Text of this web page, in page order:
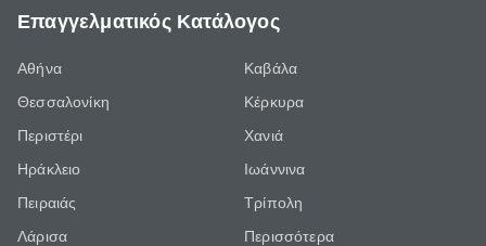
Επαγγελματικός Κατάλογος
Αθήνα
Θεσσαλονίκη
Περιστέρι
Ηράκλειο
Πειραιάς
Λάρισα
Καβάλα
Κέρκυρα
Χανιά
Ιωάννινα
Τρίπολη
Περισσότερα